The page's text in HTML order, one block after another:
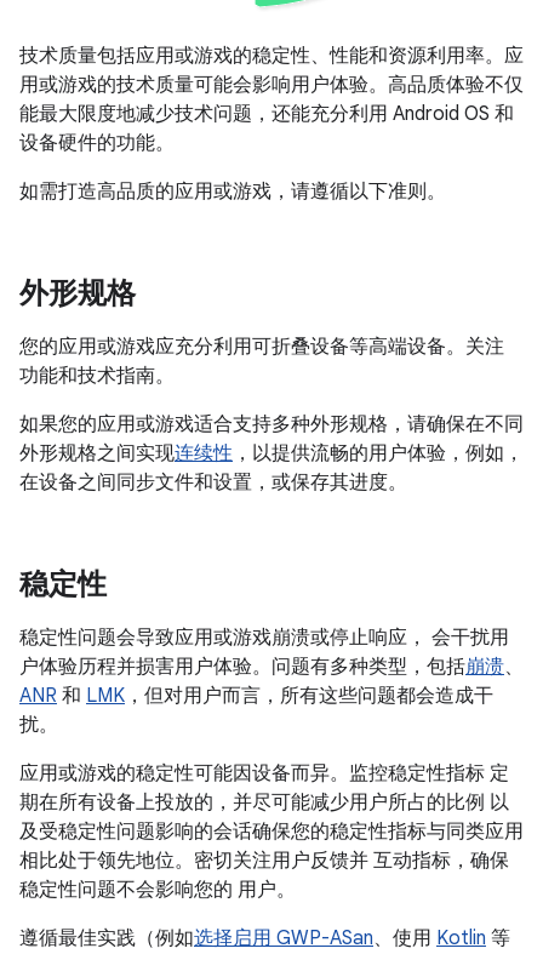
技术质量包括应用或游戏的稳定性、性能和资源利用率。应
用或游戏的技术质量可能会影响用户体验。高品质体验不仅
能最大限度地减少技术问题，还能充分利用 Android OS 和
设备硬件的功能。
如需打造高品质的应用或游戏，请遵循以下准则。
外形规格
您的应用或游戏应充分利用可折叠设备等高端设备。关注
功能和技术指南。
如果您的应用或游戏适合支持多种外形规格，请确保在不同
外形规格之间实现连续性 ，以提供流畅的用户体验，例如，
在设备之间同步文件和设置，或保存其进度。
稳定性
稳定性问题会导致应用或游戏崩溃或停止响应， 会干扰用
户体验历程并损害用户体验。问题有多种类型，包括崩溃、
ANR 和 LMK ，但对用户而言，所有这些问题都会造成干
扰。
应用或游戏的稳定性可能因设备而异。监控稳定性指标 定
期在所有设备上投放的，并尽可能减少用户所占的比例 以
及受稳定性问题影响的会话确保您的稳定性指标与同类应用
相比处于领先地位。密切关注用户反馈并 互动指标，确保
稳定性问题不会影响您的 用户。
遵循最佳实践（例如选择启用 GWP-ASan、使用 Kotlin 等